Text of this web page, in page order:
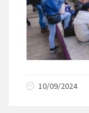
10/09/2024